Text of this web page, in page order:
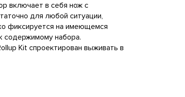
включает в себя нож с
для любой ситуации,
фиксируется на имеющемся
содержимому набора.
Kit спроектирован выживать в